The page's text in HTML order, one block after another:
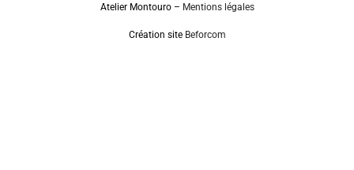
Atelier Montouro – Mentions légales
Création site Beforcom